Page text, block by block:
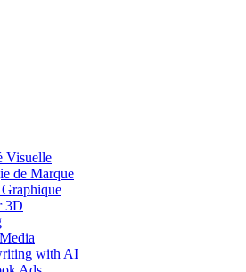
Visuelle
de Marque
3D
with AI